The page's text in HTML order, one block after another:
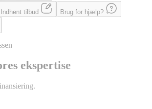
Indhent tilbud Brug for hjælp?
ekspertise